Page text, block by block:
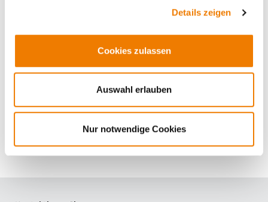
Details zeigen
Cookies zulassen
Auswahl erlauben
Nur notwendige Cookies
keine elektr. Verbindung
Ansehen